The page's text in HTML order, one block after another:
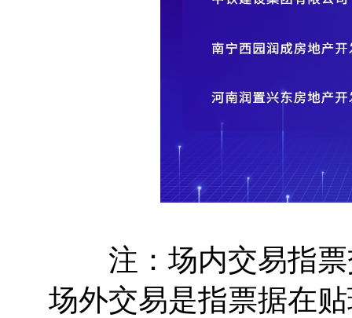
注：场内交易指票
场外交易是指票据在